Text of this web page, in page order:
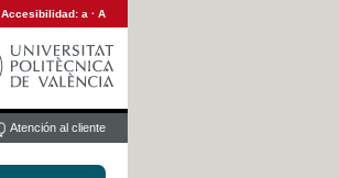
Accesibilidad: a · A
Atención al cliente